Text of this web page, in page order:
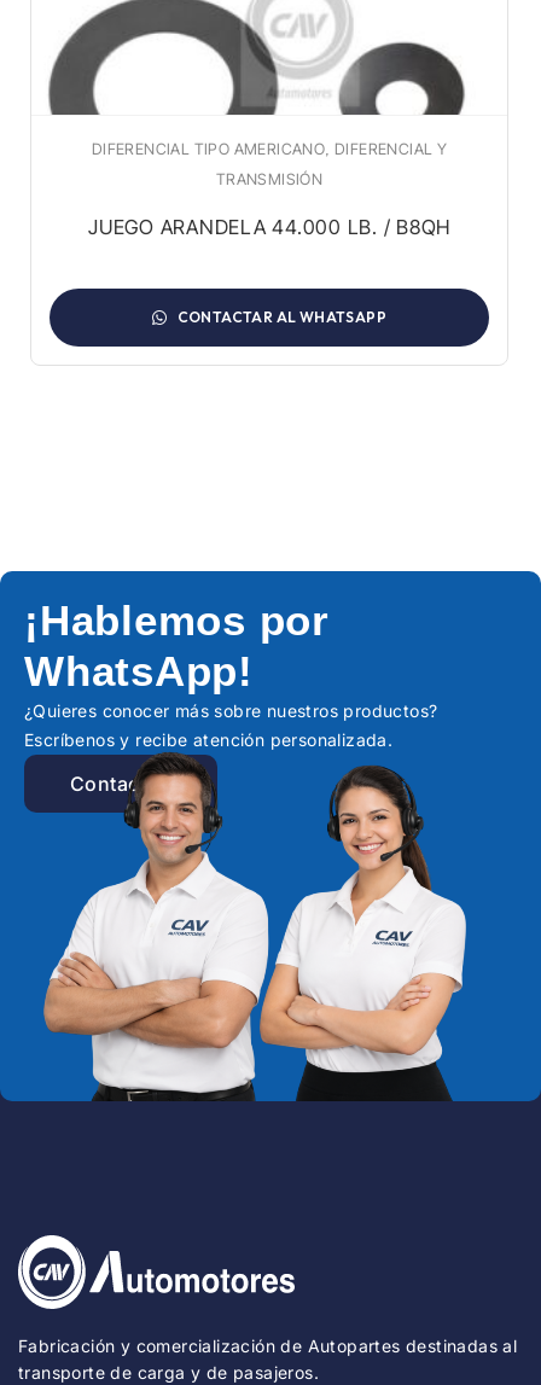
DIFERENCIAL TIPO AMERICANO, DIFERENCIAL Y
TRANSMISIÓN
JUEGO ARANDELA 44.000 LB. / B8QH
CONTACTAR AL WHATSAPP
¡Hablemos por
WhatsApp!
¿Quieres conocer más sobre nuestros productos?
Escríbenos y recibe atención personalizada.
Contactar!
Fabricación y comercialización de Autopartes destinadas al
transporte de carga y de pasajeros.